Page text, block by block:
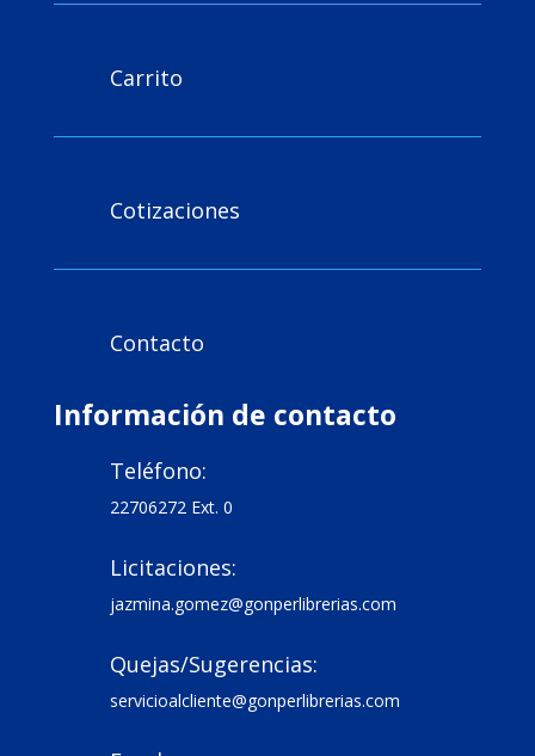
Carrito
Cotizaciones
Contacto
Información de contacto
Teléfono:
22706272 Ext. 0
Licitaciones:
jazmina.gomez@gonperlibrerias.com
Quejas/Sugerencias:
servicioalcliente@gonperlibrerias.com